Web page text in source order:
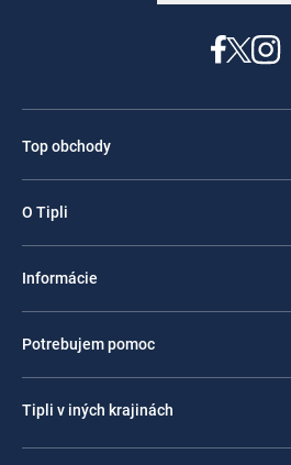
Top obchody
O Tipli
Informácie
Potrebujem pomoc
Tipli v iných krajinách